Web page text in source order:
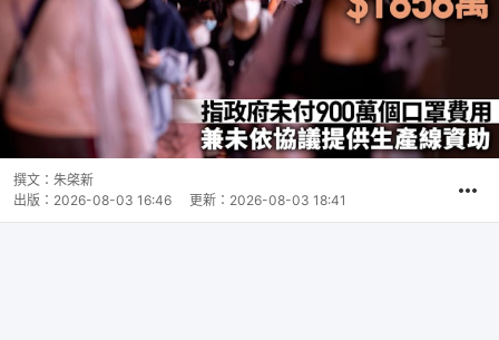
撰文： 朱棨新
出版： 2026-08-03 16:46 更新： 2026-08-03 18:41